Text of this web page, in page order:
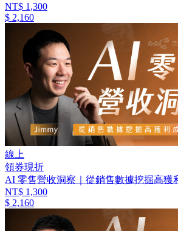
NT$ 1,300
$ 2,160
線上
領券現折
AI 零售營收洞察｜從銷售數據挖掘高獲
NT$ 1,300
$ 2,160